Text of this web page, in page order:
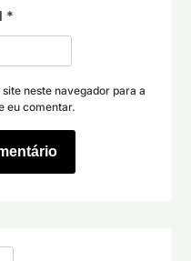
*
neste navegador para a
eu comentar.